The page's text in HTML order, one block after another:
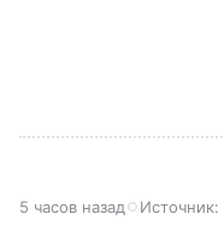
5 часов назад Источник: